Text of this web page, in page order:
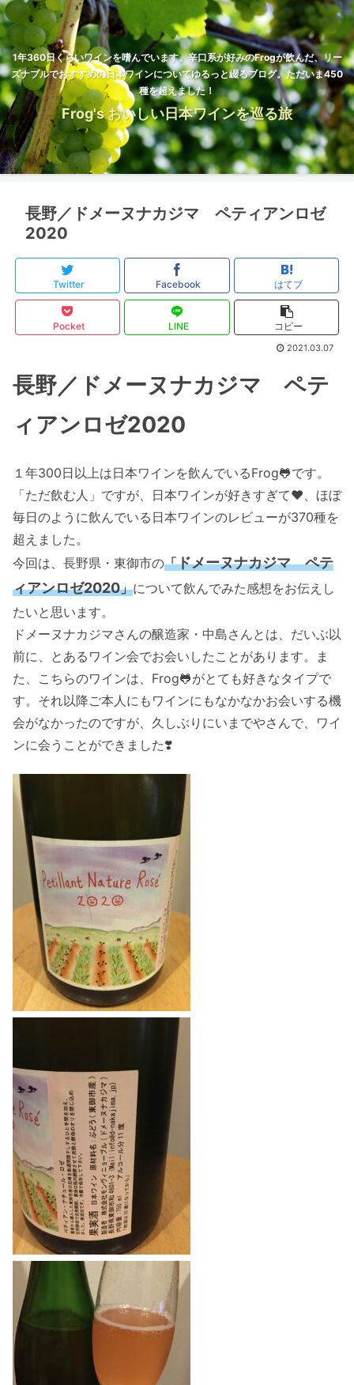
1年360日くらいワインを嗜んでいます。辛口系が好みのFrogが飲んだ、リー
ズナブルでおすすめの日本ワインについてゆるっと綴るブログ。ただいま450
種を超えました！
Frog's おいしい日本ワインを巡る旅
長野／ドメーヌナカジマ ペティアンロゼ
2020
Twitter Facebook はてブ
Pocket LINE コピー
2021.03.07
長野／ドメーヌナカジマ ペテ
ィアンロゼ2020
１年300日以上は日本ワインを飲んでいるFrog🐸です。
「ただ飲む人」ですが、日本ワインが好きすぎて❤️、ほぼ
毎日のように飲んでいる日本ワインのレビューが370種を
超えました。
今回は、長野県・東御市の「ドメーヌナカジマ ペテ
ィアンロゼ2020」について飲んでみた感想をお伝えし
たいと思います。
ドメーヌナカジマさんの醸造家・中島さんとは、だいぶ以
前に、とあるワイン会でお会いしたことがあります。ま
た、こちらのワインは、Frog🐸がとても好きなタイプで
す。それ以降ご本人にもワインにもなかなかお会いする機
会がなかったのですが、久しぶりにいまでやさんで、ワイ
ンに会うことができました❣️